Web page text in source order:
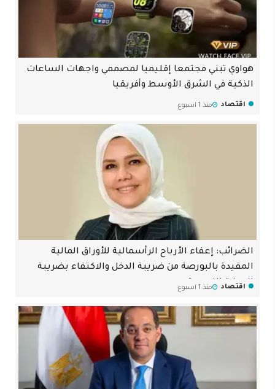
هواوي تبني مجتمعا إقليميا لمصممي واجهات الساعات
الذكية في الشرق الأوسط وأفريقيا
اقتصاد منذ 1 اسبوع
الضرائب: إعفاء الأرباح الرأسمالية للأوراق المالية
المقيدة بالبورصة من ضريبة الدخل والاكتفاء بضريبة
الدمغة النسبية
اقتصاد منذ 1 اسبوع